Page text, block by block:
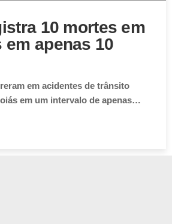
10 mortes em
em apenas 10
em acidentes de trânsito
em um intervalo de apenas…